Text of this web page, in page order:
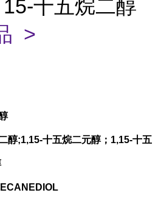
十五烷二醇
>
醇;1,15-十五烷二元醇； 1,15-十五